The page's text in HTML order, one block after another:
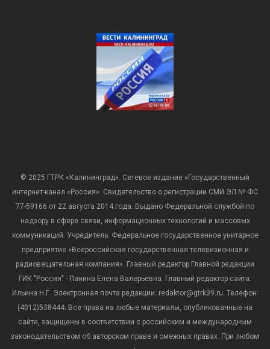
© 2025 ГТРК «Калининград». Сетевое издание «Государственный
интернет-канал «Россия». Свидетельство о регистрации СМИ ЭЛ № ФС
77-59166 от 22 августа 2014 года. Выдано Федеральной службой по
надзору в сфере связи, информационных технологий и массовых
коммуникаций. Учредитель: Федеральное государственное унитарное
предприятие «Всероссийская государственная телевизионная и
радиовещательная компания». Главный редактор Главной редакции
ГИК "Россия" - Панина Елена Валерьевна. Главный редактор сайта:
Ильина Н.Г. Электронная почта редакции: redaktor@gtrk39.ru. Телефон:
(4012)538444. Все права на любые материалы, опубликованные на
сайте, защищены в соответствии с российским и международным
законодательством об авторском праве и смежных правах. При любом